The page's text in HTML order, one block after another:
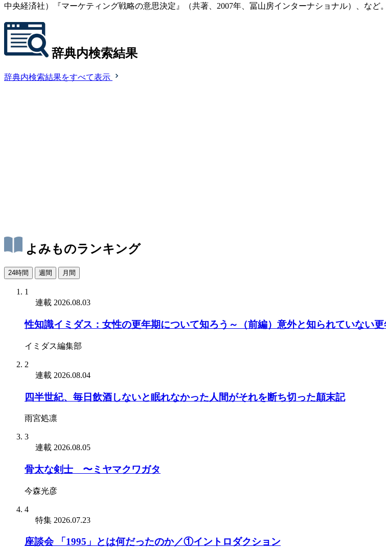
中央経済社）『マーケティング戦略の意思決定』（共著、2007年、冨山房インターナショナル）、など。
辞典内検索結果
辞典内検索結果をすべて表示
よみものランキング
24時間 週間 月間
1
連載 2026.08.03
性知識イミダス：女性の更年期について知ろう～（前編）意外と知られていない
イミダス編集部
2
連載 2026.08.04
四半世紀、毎日飲酒しないと眠れなかった人間がそれを断ち切った顛末記
雨宮処凛
3
連載 2026.08.05
骨太な剣士 〜ミヤマクワガタ
今森光彦
4
特集 2026.07.23
座談会 「1995」とは何だったのか／①イントロダクション